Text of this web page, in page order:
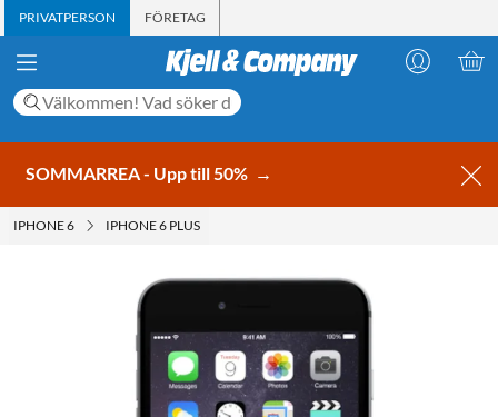
PRIVATPERSON FÖRETAG
SOMMARREA - Upp till 50% →
IPHONE 6 IPHONE 6 PLUS